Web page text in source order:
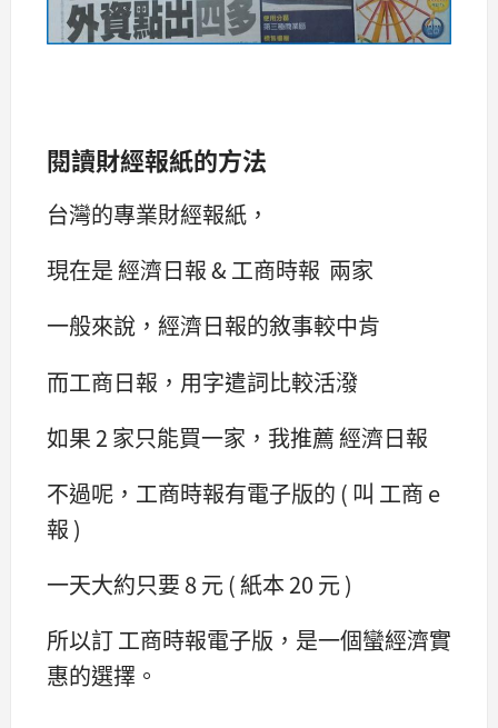
閱讀財經報紙的方法
台灣的專業財經報紙，
現在是 經濟日報 & 工商時報 兩家
一般來說，經濟日報的敘事較中肯
而工商日報，用字遣詞比較活潑
如果 2 家只能買一家，我推薦 經濟日報
不過呢，工商時報有電子版的 ( 叫 工商 e
報 )
一天大約只要 8 元 ( 紙本 20 元 )
所以訂 工商時報電子版，是一個蠻經濟實
惠的選擇。